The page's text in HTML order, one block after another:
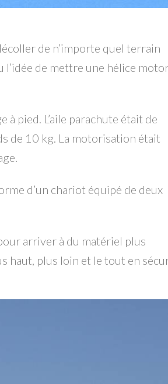
de n’importe quel terrain
l’idée de mettre une hélice
pied. L’aile parachute était de
de 10 kg. La motorisation était
d’un chariot équipé de deux
arriver à du matériel plus
haut, plus loin et le tout en